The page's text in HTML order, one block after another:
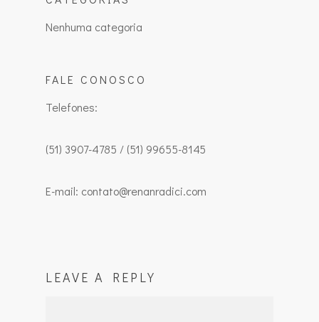
Nenhuma categoria
FALE CONOSCO
Telefones:
(51) 3907-4785 / (51) 99655-8145
E-mail: contato@renanradici.com
LEAVE A REPLY